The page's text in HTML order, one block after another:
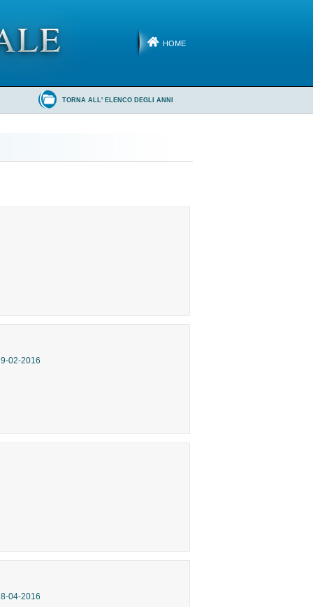
HOME
TORNA ALL' ELENCO DEGLI ANNI
02-2016
04-2016